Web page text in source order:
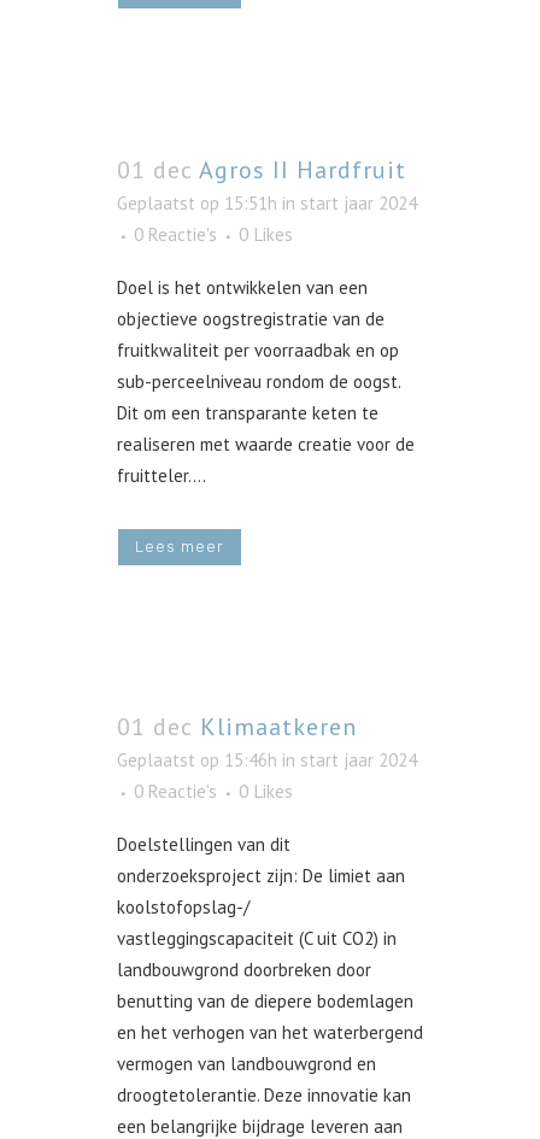
01 dec Agros II Hardfruit
Geplaatst op 15:51h in start jaar 2024
0 Reactie's
0 Likes
Doel is het ontwikkelen van een
objectieve oogstregistratie van de
fruitkwaliteit per voorraadbak en op
sub-perceelniveau rondom de oogst.
Dit om een transparante keten te
realiseren met waarde creatie voor de
fruitteler....
Lees meer
01 dec Klimaatkeren
Geplaatst op 15:46h in start jaar 2024
0 Reactie's
0 Likes
Doelstellingen van dit
onderzoeksproject zijn: De limiet aan
koolstofopslag-/
vastleggingscapaciteit (C uit CO2) in
landbouwgrond doorbreken door
benutting van de diepere bodemlagen
en het verhogen van het waterbergend
vermogen van landbouwgrond en
droogtetolerantie. Deze innovatie kan
een belangrijke bijdrage leveren aan